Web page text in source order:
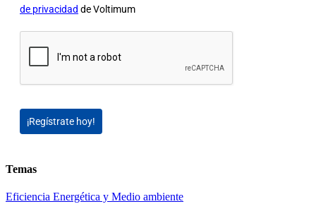
de privacidad de Voltimum
¡Regístrate hoy!
Temas
Eficiencia Energética y Medio ambiente